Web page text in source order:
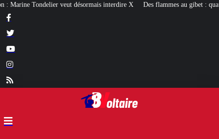
interdire X Des flammes au gibet : quatre millénaires de châtiments contre